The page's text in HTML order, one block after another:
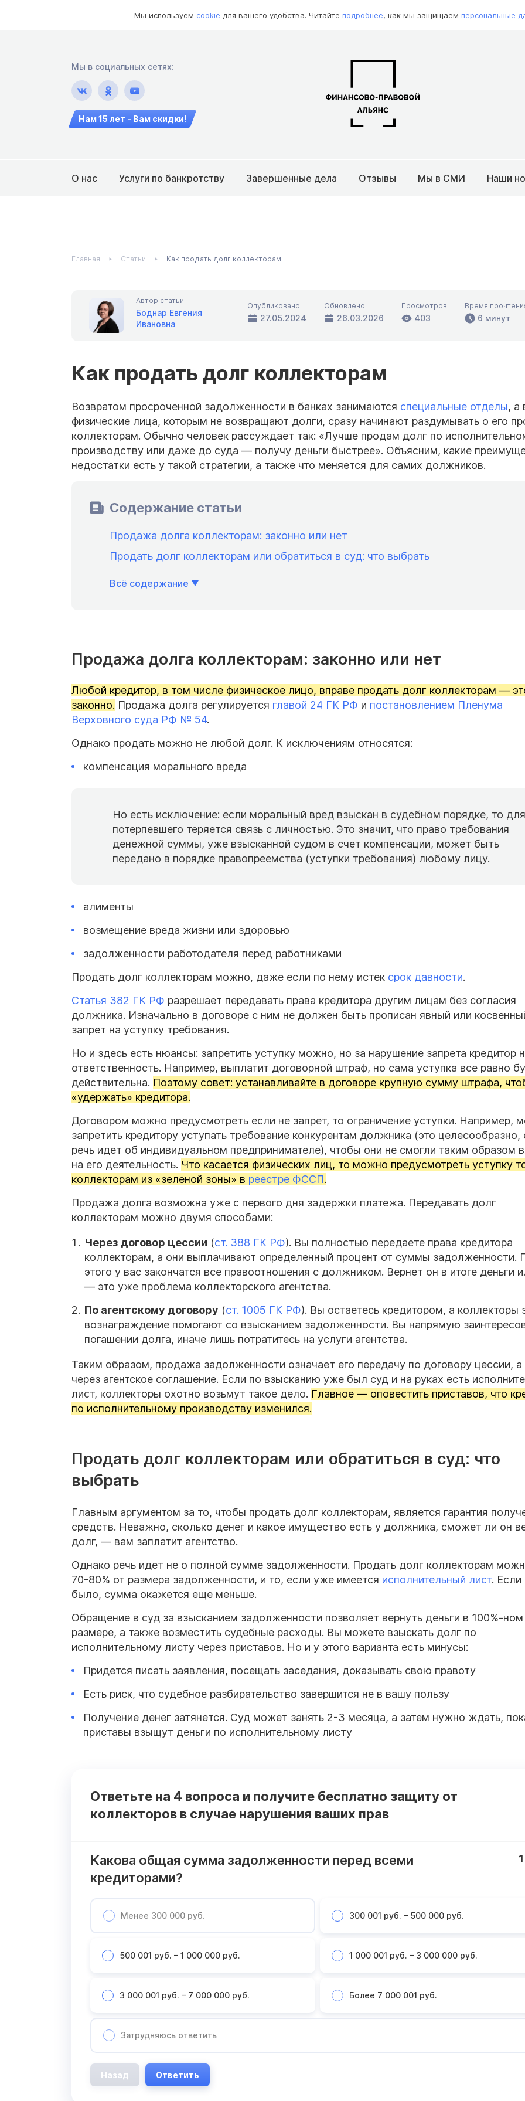
Мы используем cookie для вашего удобства. Читайте подробнее, как мы защищаем персональные
Мы в социальных сетях:
Нам 15 лет - Вам скидки!
О нас Услуги по банкротству Завершенные дела Отзывы Мы в СМИ Наши
Главная Статьи Как продать долг коллекторам
Автор статьи
Боднар Евгения
Ивановна
Опубликовано
27.05.2024
Обновлено
26.03.2026
Просмотров
403
Время
6 минут
Как продать долг коллекторам
Возвратом просроченной задолженности в банках занимаются специальные отделы, а
физические лица, которым не возвращают долги, сразу начинают раздумывать о его
коллекторам. Обычно человек рассуждает так: «Лучше продам долг по
производству или даже до суда — получу деньги быстрее». Объясним, какие
недостатки есть у такой стратегии, а также что меняется для самих должников.
Содержание статьи
Продажа долга коллекторам: законно или нет
Продать долг коллекторам или обратиться в суд: что выбрать
Всё содержание
Продажа долга коллекторам: законно или нет
Любой кредитор, в том числе физическое лицо, вправе продать долг коллекторам —
законно. Продажа долга регулируется главой 24 ГК РФ и постановлением Пленума
Верховного суда РФ № 54.
Однако продать можно не любой долг. К исключениям относятся:
компенсация морального вреда
Но есть исключение: если моральный вред взыскан в судебном порядке, то для
потерпевшего теряется связь с личностью. Это значит, что право требования
денежной суммы, уже взысканной судом в счет компенсации, может быть
передано в порядке правопреемства (уступки требования) любому лицу.
алименты
возмещение вреда жизни или здоровью
задолженности работодателя перед работниками
Продать долг коллекторам можно, даже если по нему истек срок давности.
Статья 382 ГК РФ разрешает передавать права кредитора другим лицам без согласия
должника. Изначально в договоре с ним не должен быть прописан явный или
запрет на уступку требования.
Но и здесь есть нюансы: запретить уступку можно, но за нарушение запрета кредитор
ответственность. Например, выплатит договорной штраф, но сама уступка все равно
действительна. Поэтому совет: устанавливайте в договоре крупную сумму штрафа,
«удержать» кредитора.
Договором можно предусмотреть если не запрет, то ограничение уступки. Например,
запретить кредитору уступать требование конкурентам должника (это целесообразно,
речь идет об индивидуальном предпринимателе), чтобы они не смогли таким образом
на его деятельность. Что касается физических лиц, то можно предусмотреть уступку
коллекторам из «зеленой зоны» в реестре ФССП.
Продажа долга возможна уже с первого дня задержки платежа. Передавать долг
коллекторам можно двумя способами:
Через договор цессии (ст. 388 ГК РФ). Вы полностью передаете права кредитора
коллекторам, а они выплачивают определенный процент от суммы задолженности.
этого у вас закончатся все правоотношения с должником. Вернет он в итоге деньги
— это уже проблема коллекторского агентства.
По агентскому договору (ст. 1005 ГК РФ). Вы остаетесь кредитором, а коллекторы
вознаграждение помогают со взысканием задолженности. Вы напрямую
погашении долга, иначе лишь потратитесь на услуги агентства.
Таким образом, продажа задолженности означает его передачу по договору цессии, а
через агентское соглашение. Если по взысканию уже был суд и на руках есть
лист, коллекторы охотно возьмут такое дело. Главное — оповестить приставов, что
по исполнительному производству изменился.
Продать долг коллекторам или обратиться в суд: что
выбрать
Главным аргументом за то, чтобы продать долг коллекторам, является гарантия
средств. Неважно, сколько денег и какое имущество есть у должника, сможет ли он
долг, — вам заплатит агентство.
Однако речь идет не о полной сумме задолженности. Продать долг коллекторам
70-80% от размера задолженности, и то, если уже имеется исполнительный лист. Если
было, сумма окажется еще меньше.
Обращение в суд за взысканием задолженности позволяет вернуть деньги в 100%-ном
размере, а также возместить судебные расходы. Вы можете взыскать долг по
исполнительному листу через приставов. Но и у этого варианта есть минусы:
Придется писать заявления, посещать заседания, доказывать свою правоту
Есть риск, что судебное разбирательство завершится не в вашу пользу
Получение денег затянется. Суд может занять 2-3 месяца, а затем нужно ждать,
приставы взыщут деньги по исполнительному листу
Ответьте на 4 вопроса и получите бесплатно защиту от
коллекторов в случае нарушения ваших прав
Какова общая сумма задолженности перед всеми
кредиторами?
Менее 300 000 руб. 300 001 руб. – 500 000 руб.
500 001 руб. – 1 000 000 руб. 1 000 001 руб. – 3 000 000 руб.
3 000 001 руб. – 7 000 000 руб. Более 7 000 001 руб.
Затрудняюсь ответить
1
Назад Ответить